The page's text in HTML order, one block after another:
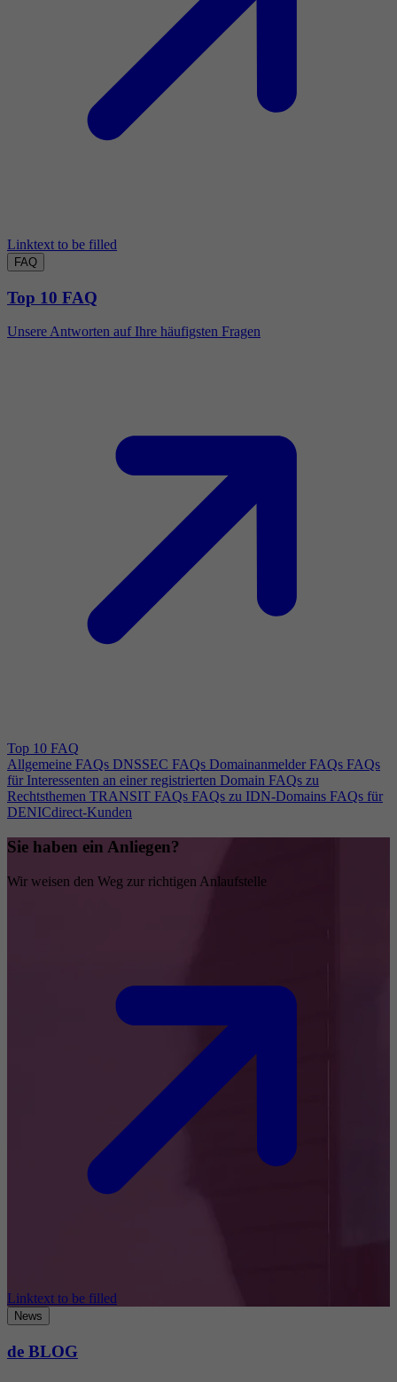
Linktext to be filled
FAQ
Top 10 FAQ
Unsere Antworten auf Ihre häufigsten Fragen
Top 10 FAQ
Allgemeine FAQs DNSSEC FAQs Domainanmelder FAQs FAQs
für Interessenten an einer registrierten Domain FAQs zu
Rechtsthemen TRANSIT FAQs FAQs zu IDN-Domains FAQs für
DENICdirect-Kunden
Sie haben ein Anliegen?
Wir weisen den Weg zur richtigen Anlaufstelle
Linktext to be filled
News
de BLOG